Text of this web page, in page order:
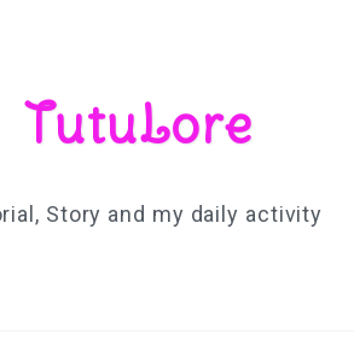
TutuLore
Story and my daily activity